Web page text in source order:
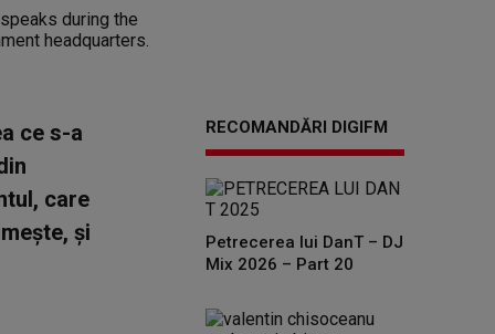
ce s-a
care
şi
RECOMANDĂRI DIGIFM
Petrecerea lui DanT – DJ
Mix 2026 – Part 20